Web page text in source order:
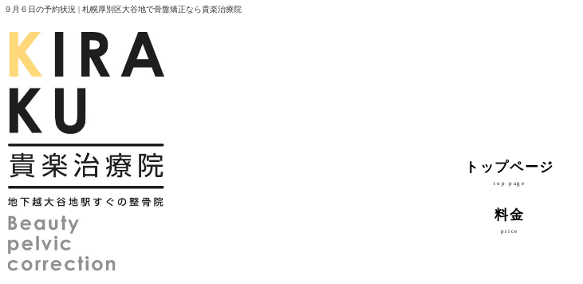
９月６日の予約状況 | 札幌厚別区大谷地で骨盤矯正なら貴楽治療院
トップページ
top page
料金
price